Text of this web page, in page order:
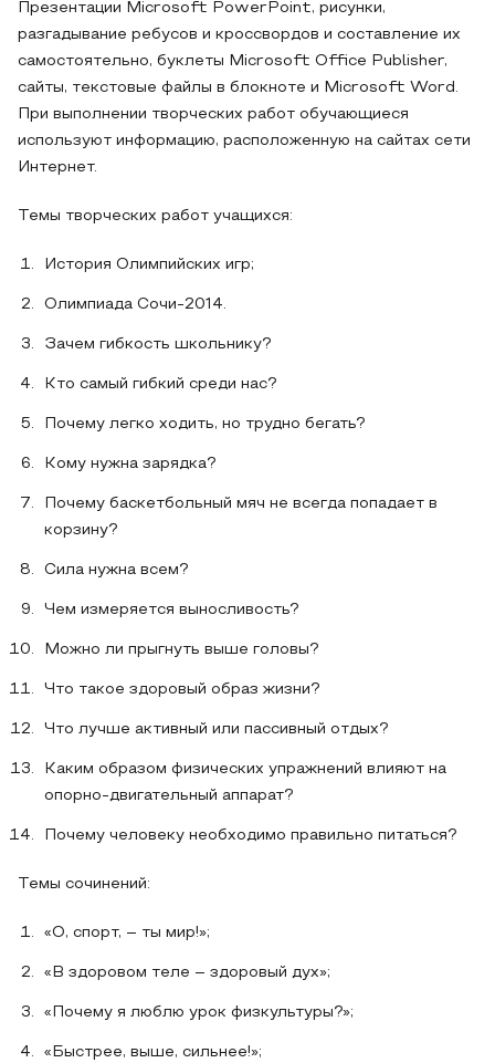
Презентации Microsoft PowerPoint, рисунки,
разгадывание ребусов и кроссвордов и составление их
самостоятельно, буклеты Microsoft Office Publisher,
сайты, текстовые файлы в блокноте и Microsoft Word.
При выполнении творческих работ обучающиеся
используют информацию, расположенную на сайтах сети
Интернет.
Темы творческих работ учащихся:
История Олимпийских игр;
Олимпиада Сочи-2014.
Зачем гибкость школьнику?
Кто самый гибкий среди нас?
Почему легко ходить, но трудно бегать?
Кому нужна зарядка?
Почему баскетбольный мяч не всегда попадает в
корзину?
Сила нужна всем?
Чем измеряется выносливость?
Можно ли прыгнуть выше головы?
Что такое здоровый образ жизни?
Что лучше активный или пассивный отдых?
Каким образом физических упражнений влияют на
опорно-двигательный аппарат?
Почему человеку необходимо правильно питаться?
Темы сочинений:
«О, спорт, – ты мир!»;
«В здоровом теле – здоровый дух»;
«Почему я люблю урок физкультуры?»;
«Быстрее, выше, сильнее!»;